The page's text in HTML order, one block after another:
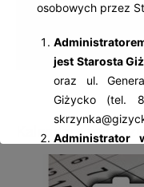
Kalendarz
osobowych przez
jest Starosta
oraz ul.
Giżycko (tel.
Administrator
Danych
którą można